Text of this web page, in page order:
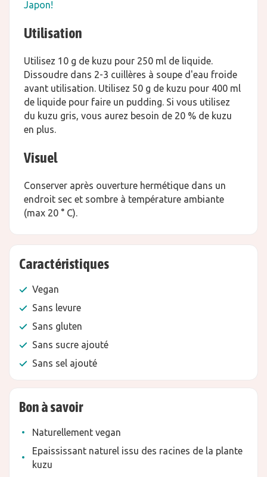
Japon!
Utilisation
Utilisez 10 g de kuzu pour 250 ml de liquide.
Dissoudre dans 2-3 cuillères à soupe d'eau froide
avant utilisation. Utilisez 50 g de kuzu pour 400 ml
de liquide pour faire un pudding. Si vous utilisez
du kuzu gris, vous aurez besoin de 20 % de kuzu
en plus.
Visuel
Conserver après ouverture hermétique dans un
endroit sec et sombre à température ambiante
(max 20 ° C).
Caractéristiques
Vegan
Sans levure
Sans gluten
Sans sucre ajouté
Sans sel ajouté
Bon à savoir
Naturellement vegan
Epaississant naturel issu des racines de la plante
kuzu